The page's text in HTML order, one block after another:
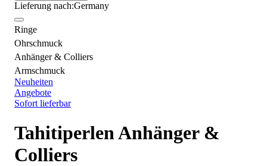
Lieferung nach:Germany
Ringe
Ohrschmuck
Anhänger & Colliers
Armschmuck
Neuheiten
Angebote
Sofort lieferbar
Tahitiperlen Anhänger &
Colliers